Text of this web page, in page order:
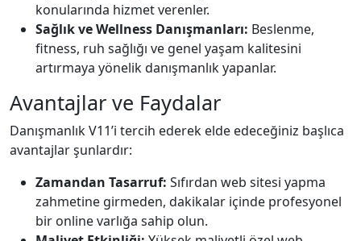
konularında hizmet verenler.
Sağlık ve Wellness Danışmanları: Beslenme,
fitness, ruh sağlığı ve genel yaşam kalitesini
artırmaya yönelik danışmanlık yapanlar.
Avantajlar ve Faydalar
Danışmanlık V11’i tercih ederek elde edeceğiniz başlıca
avantajlar şunlardır:
Zamandan Tasarruf: Sıfırdan web sitesi yapma
zahmetine girmeden, dakikalar içinde profesyonel
bir online varlığa sahip olun.